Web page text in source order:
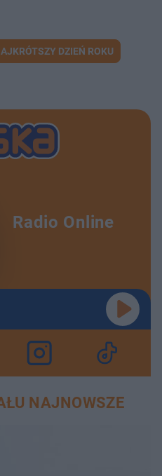
DZIEŃ ROKU
Radio Online
NAJNOWSZE